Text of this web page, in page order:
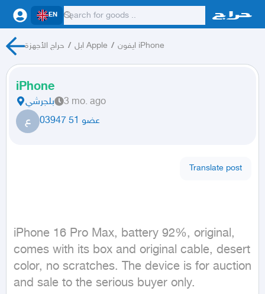
EN
حراج الأجهزة / ابل Apple / ايفون iPhone
iPhone
بلجرشي 3 mo. ago
ع عضو 51 03947
Translate post
iPhone 16 Pro Max, battery 92%, original,
comes with its box and original cable, desert
color, no scratches. The device is for auction
and sale to the serious buyer only.